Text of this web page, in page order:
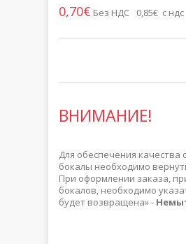
0,70€ Без НДС 0,85€ с ндс
ВНИМАНИЕ!
Для обеспечения качества
бокалы необходимо
При оформлении заказа,
бокалов, необходимо
будет возвращена» -